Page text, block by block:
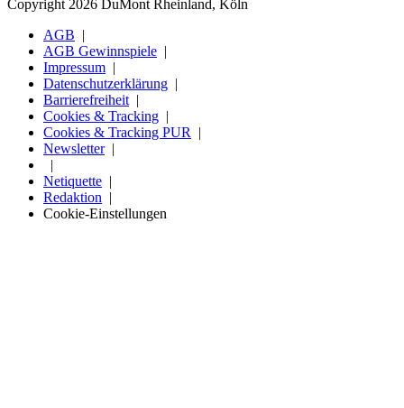
Copyright 2026 DuMont Rheinland, Köln
AGB
AGB Gewinnspiele
Impressum
Datenschutzerklärung
Barrierefreiheit
Cookies & Tracking
Cookies & Tracking PUR
Newsletter
Netiquette
Redaktion
Cookie-Einstellungen